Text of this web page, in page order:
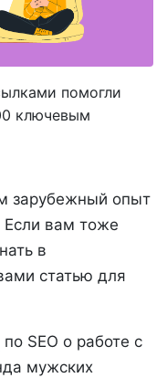
помогли
ключевым
зарубежный опыт
вам тоже
в
статью для
по SEO о работе с
мужских